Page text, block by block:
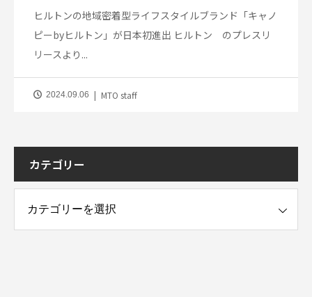
ヒルトンの地域密着型ライフスタイルブランド「キャノ
ピーbyヒルトン」が日本初進出 ヒルトン のプレスリ
リースより...
2024.09.06 MTO staff
カテゴリー